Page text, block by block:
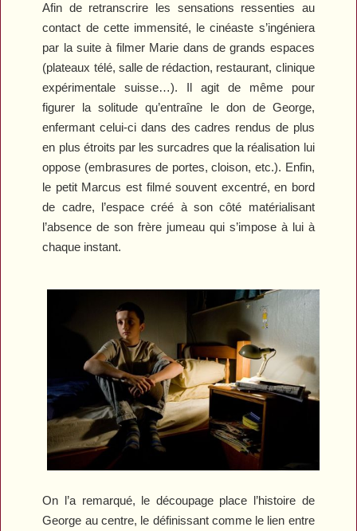
Afin de retranscrire les sensations ressenties au
contact de cette immensité, le cinéaste s’ingéniera
par la suite à filmer Marie dans de grands espaces
(plateaux télé, salle de rédaction, restaurant, clinique
expérimentale suisse…). Il agit de même pour
figurer la solitude qu’entraîne le don de George,
enfermant celui-ci dans des cadres rendus de plus
en plus étroits par les surcadres que la réalisation lui
oppose (embrasures de portes, cloison, etc.). Enfin,
le petit Marcus est filmé souvent excentré, en bord
de cadre, l’espace créé à son côté matérialisant
l’absence de son frère jumeau qui s’impose à lui à
chaque instant.
On l’a remarqué, le découpage place l’histoire de
George au centre, le définissant comme le lien entre